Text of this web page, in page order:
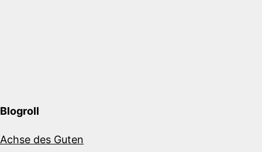
Blogroll
Achse des Guten